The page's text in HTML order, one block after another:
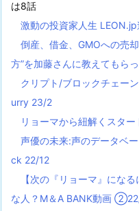
は8話
激動の投資家人生
倒産、借金、GMOへの売
方”を加藤さんに教えてもら
クリプト/ブロックチェー
urry 23/2
リョーマから紐解くスタ
声優の未来:声のデータベ
ck 22/12
【次の『リョーマ』にな
な人？M＆A BANK動画